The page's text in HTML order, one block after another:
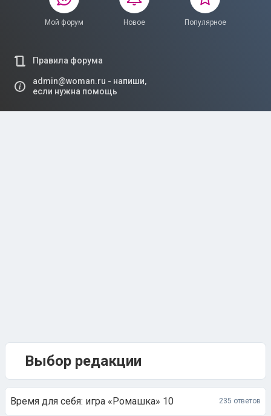
Мой форум Новое Популярное
Правила форума
admin@woman.ru - напиши,
если нужна помощь
Выбор редакции
Время для себя: игра «Ромашка» 10 235 ответов